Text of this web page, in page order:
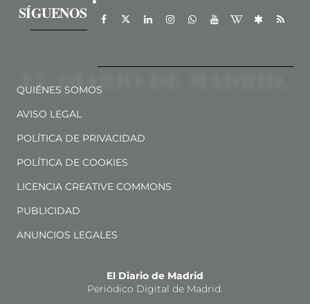
SÍGUENOS
QUIÉNES SOMOS
AVISO LEGAL
POLÍTICA DE PRIVACIDAD
POLÍTICA DE COOKIES
LICENCIA CREATIVE COMMONS
PUBLICIDAD
ANUNCIOS LEGALES
El Diario de Madrid
Periódico Digital de Madrid.